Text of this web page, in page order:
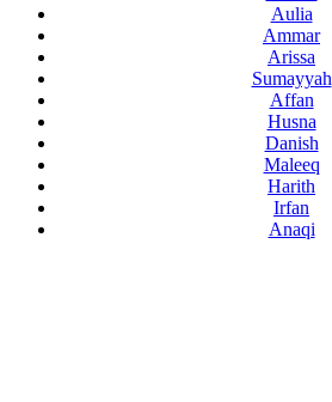
Aulia
Ammar
Arissa
Sumayyah
Affan
Husna
Danish
Maleeq
Harith
Irfan
Anaqi